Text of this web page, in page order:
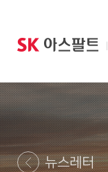
뉴스레터